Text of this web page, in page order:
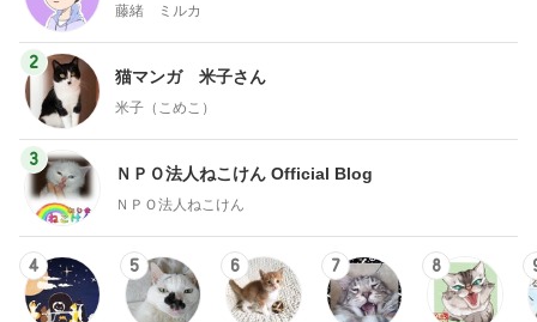
藤緒 ミルカ
2
猫マンガ 米子さん
米子（こめこ）
3
ＮＰＯ法人ねこけん Official Blog
ＮＰＯ法人ねこけん
4 5 6 7 8